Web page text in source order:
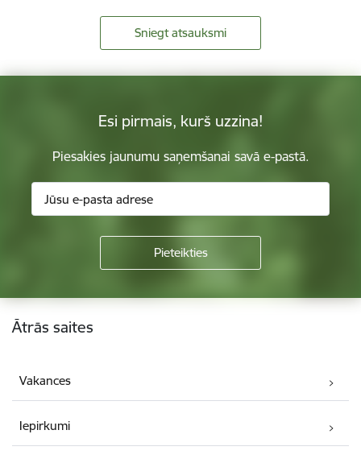
Sniegt atsauksmi
Esi pirmais, kurš uzzina!
Piesakies jaunumu saņemšanai savā e-pastā.
Kājene
Ātrās saites
Vakances
Iepirkumi